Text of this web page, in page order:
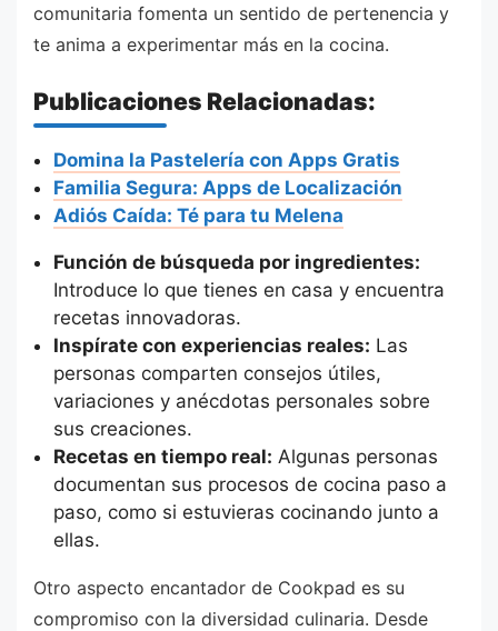
comunitaria fomenta un sentido de pertenencia y
te anima a experimentar más en la cocina.
Publicaciones Relacionadas:
Domina la Pastelería con Apps Gratis
Familia Segura: Apps de Localización
Adiós Caída: Té para tu Melena
Función de búsqueda por ingredientes:
Introduce lo que tienes en casa y encuentra
recetas innovadoras.
Inspírate con experiencias reales: Las
personas comparten consejos útiles,
variaciones y anécdotas personales sobre
sus creaciones.
Recetas en tiempo real: Algunas personas
documentan sus procesos de cocina paso a
paso, como si estuvieras cocinando junto a
ellas.
Otro aspecto encantador de Cookpad es su
compromiso con la diversidad culinaria. Desde